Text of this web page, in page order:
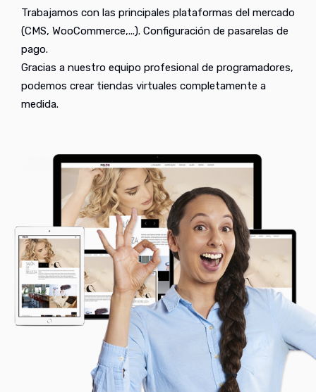
Trabajamos con las principales plataformas del mercado
(CMS, WooCommerce,...). Configuración de pasarelas de
pago.
Gracias a nuestro equipo profesional de programadores,
podemos crear tiendas virtuales completamente a
medida.